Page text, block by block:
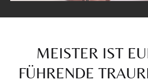
MEISTER IST
FÜHRENDE